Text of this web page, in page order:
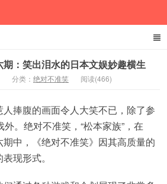
期：笑出泪水的日本文娱妙趣横生
分类： 绝对不准笑 阅读(466)
捧腹的画面令人大笑不已，除了参
。绝对不准笑，“松本家族”，在
期中，《绝对不准笑》因其高质量的
现形式。